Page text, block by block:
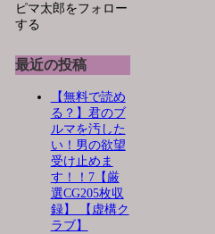
ピマ太郎をフォロー
する
最近の投稿
【無料で読め
る？】君のブ
ルマを汚した
い！男の欲望
受け止めま
す！！7【厳
選CG205枚収
録】 【虚構ク
ラブ】